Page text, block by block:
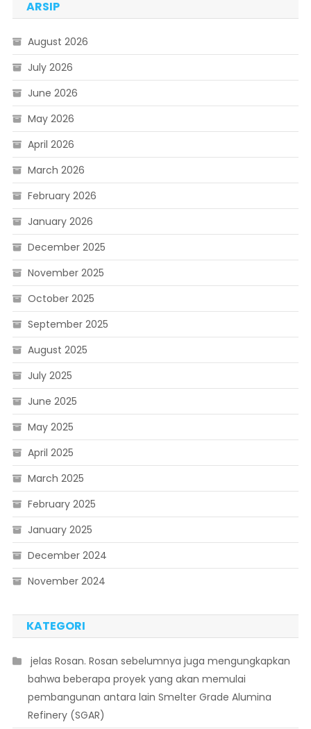
ARSIP
August 2026
July 2026
June 2026
May 2026
April 2026
March 2026
February 2026
January 2026
December 2025
November 2025
October 2025
September 2025
August 2025
July 2025
June 2025
May 2025
April 2025
March 2025
February 2025
January 2025
December 2024
November 2024
KATEGORI
 jelas Rosan. Rosan sebelumnya juga mengungkapkan
bahwa beberapa proyek yang akan memulai
pembangunan antara lain Smelter Grade Alumina
Refinery (SGAR)